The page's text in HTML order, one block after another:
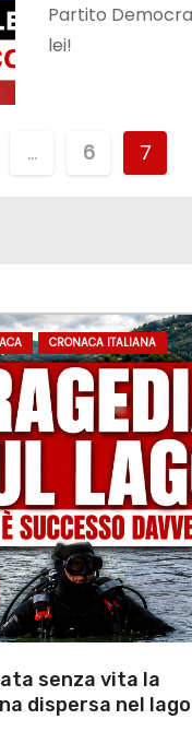
Partito
lei!
… 6 7
CRONACA ITALIANA
senza vita la
dispersa nel